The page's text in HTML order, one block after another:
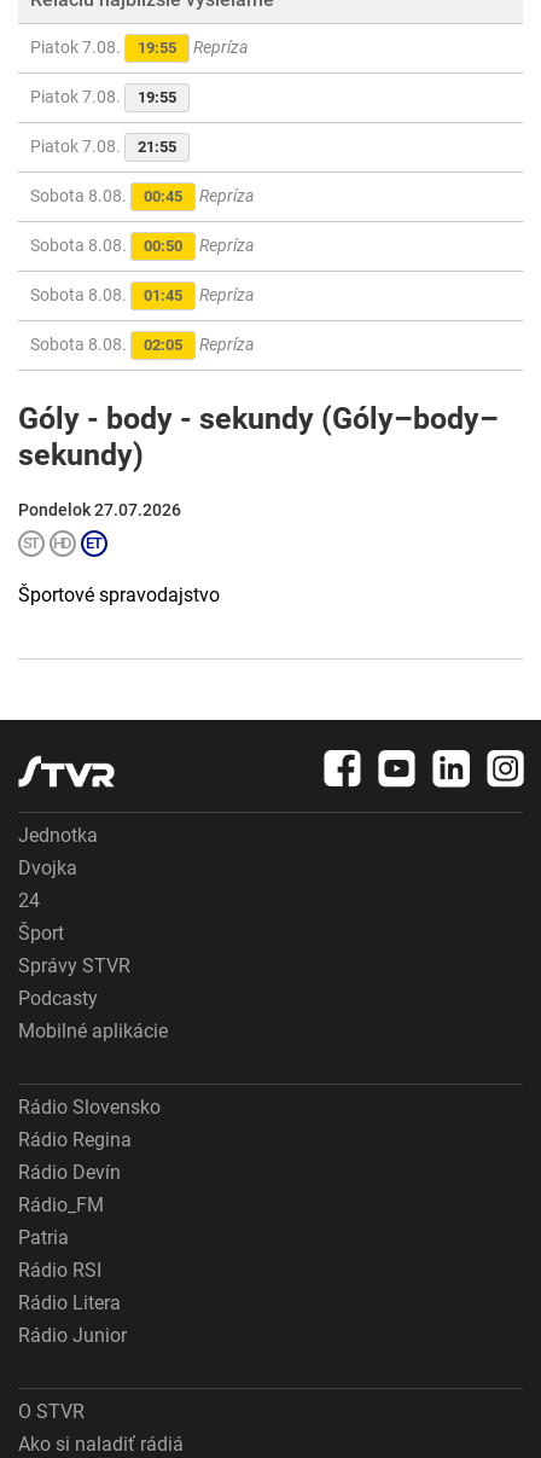
Piatok 7.08. 19:55 Repríza
Piatok 7.08. 19:55
Piatok 7.08. 21:55
Sobota 8.08. 00:45 Repríza
Sobota 8.08. 00:50 Repríza
Sobota 8.08. 01:45 Repríza
Sobota 8.08. 02:05 Repríza
Góly - body - sekundy (Góly–body–
sekundy)
Pondelok 27.07.2026
Športové spravodajstvo
Jednotka
Dvojka
24
Šport
Správy STVR
Podcasty
Mobilné aplikácie
Rádio Slovensko
Rádio Regina
Rádio Devín
Rádio_FM
Patria
Rádio RSI
Rádio Litera
Rádio Junior
O STVR
Ako si naladiť rádiá